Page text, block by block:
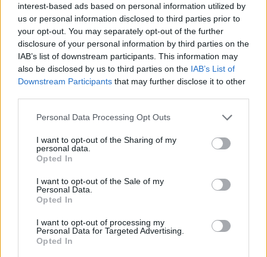
interest-based ads based on personal information utilized by
us or personal information disclosed to third parties prior to
your opt-out. You may separately opt-out of the further
disclosure of your personal information by third parties on the
IAB’s list of downstream participants. This information may
also be disclosed by us to third parties on the IAB’s List of
Downstream Participants that may further disclose it to other
Please note that this website/app uses one or more Google
not limited to your visit or usage behaviour. You may click to
grant or deny consent to Google and its third-party tags to
use your data for below specified purposes in below Google
consent section.
Personal Data Processing Opt Outs
I want to opt-out of the Sharing of my
personal data.
Opted In
I want to opt-out of the Sale of my
Personal Data.
Opted In
I want to opt-out of processing my
Personal Data for Targeted Advertising.
Opted In
A Fekete Kalapos Ember, a Labirintus
és az androidok- Westworld
kultúrfaló•2018. április 17.
2016 őszének egyik legnagyobb durranása volt a
HBO sorozata, mely nagyszerűen keveri a mai
technikákat a western jellemzőivel, ráadásul a sci-fi
neve láttán a stáblistán pedig minden filmrajongó
megnyalja a 10 ujját. A készítőknek vajon sikerült…